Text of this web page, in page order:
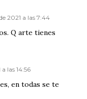
2021 a las 7:44
Q arte tienes
las 14:56
en todas se te